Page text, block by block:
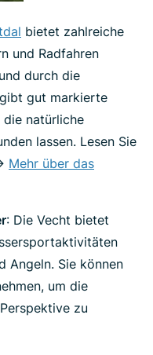
bietet zahlreiche
und Radfahren
durch die
gut markierte
die natürliche
lassen. Lesen Sie
Mehr über das
: Die Vecht bietet
Angeln. Sie können
um die
zu